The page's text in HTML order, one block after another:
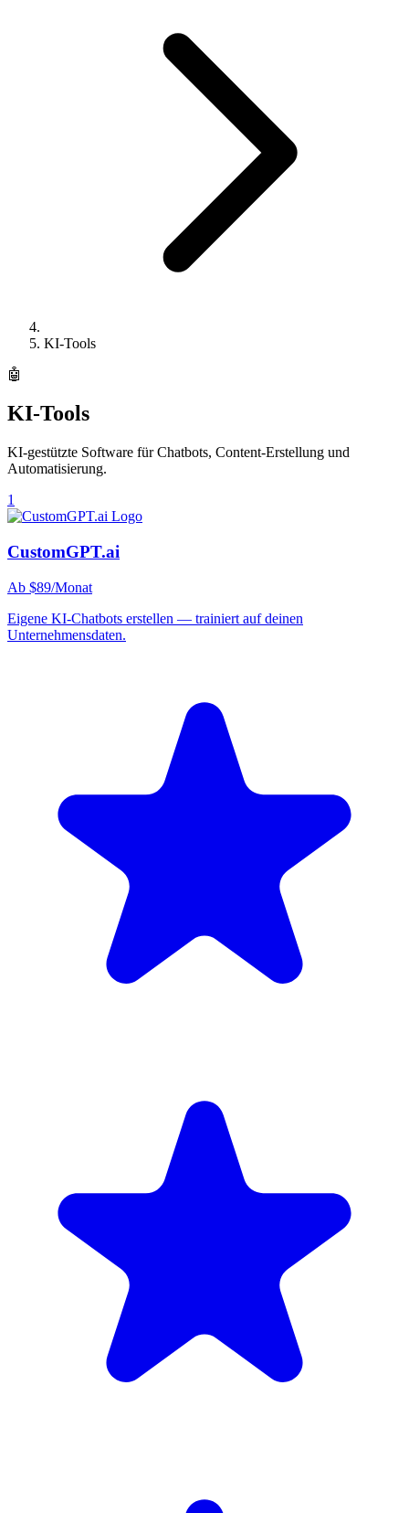
KI-Tools
🤖
KI-Tools
KI-gestützte Software für Chatbots, Content-Erstellung und
Automatisierung.
1
CustomGPT.ai
Ab $89/Monat
Eigene KI-Chatbots erstellen — trainiert auf deinen
Unternehmensdaten.